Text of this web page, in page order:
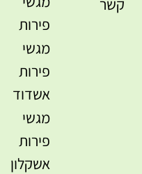
קשר
פירות
מגשי
פירות
אשדוד
מגשי
פירות
אשקלון